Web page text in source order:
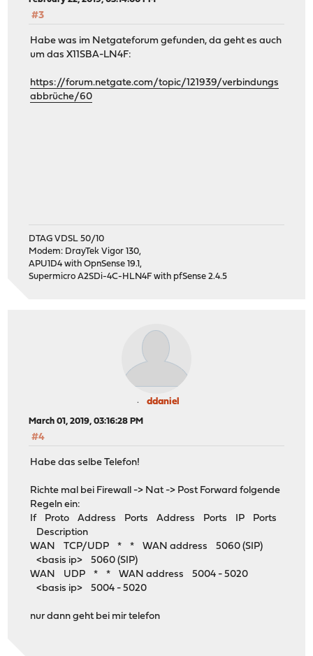
#3
Habe was im Netgateforum gefunden, da geht es auch
um das X11SBA-LN4F:
https://forum.netgate.com/topic/121939/verbindungs
abbrüche/60
DTAG VDSL 50/10
Modem: DrayTek Vigor 130,
APU1D4 with OpnSense 19.1,
Supermicro A2SDi-4C-HLN4F with pfSense 2.4.5
ddaniel
March 01, 2019, 03:16:28 PM
#4
Habe das selbe Telefon!
Richte mal bei Firewall -> Nat -> Post Forward folgende
Regeln ein:
If Proto Address Ports Address Ports IP Ports
Description
WAN TCP/UDP * * WAN address 5060 (SIP)
<basis ip> 5060 (SIP)
WAN UDP * * WAN address 5004 - 5020
<basis ip> 5004 - 5020
nur dann geht bei mir telefon